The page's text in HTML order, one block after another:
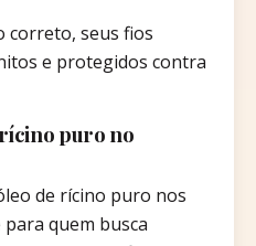
correto, seus fios
e protegidos contra
puro no
de rícino puro nos
quem busca